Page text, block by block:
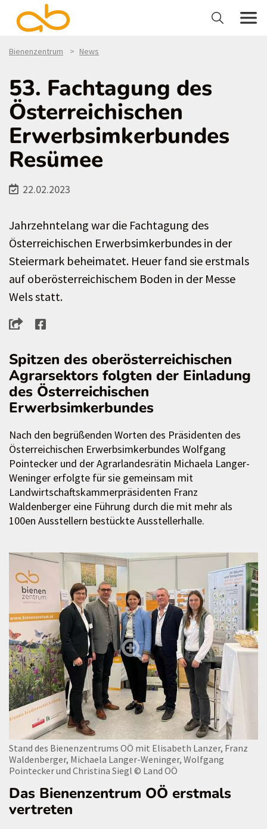
Bienenzentrum News
53. Fachtagung des
Österreichischen
Erwerbsimkerbundes
Resümee
22.02.2023
Jahrzehntelang war die Fachtagung des
Österreichischen Erwerbsimkerbundes in der
Steiermark beheimatet. Heuer fand sie erstmals
auf oberösterreichischem Boden in der Messe
Wels statt.
Spitzen des oberösterreichischen
Agrarsektors folgten der Einladung
des Österreichischen
Erwerbsimkerbundes
Nach den begrüßenden Worten des Präsidenten des
Österreichischen Erwerbsimkerbundes Wolfgang
Pointecker und der Agrarlandesrätin Michaela Langer-
Weninger erfolgte für sie gemeinsam mit
Landwirtschaftskammerpräsidenten Franz
Waldenberger eine Führung durch die mit mehr als
100en Ausstellern bestückte Ausstellerhalle.
Stand des Bienenzentrums OÖ mit Elisabeth Lanzer, Franz
Waldenberger, Michaela Langer-Weninger, Wolfgang
Pointecker und Christina Siegl © Land OÖ
Das Bienenzentrum OÖ erstmals
vertreten